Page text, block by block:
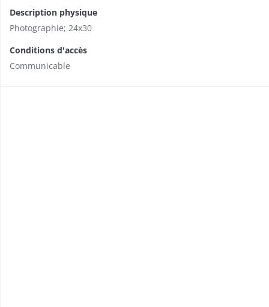
Description physique
Photographie; 24x30
Conditions d'accès
Communicable